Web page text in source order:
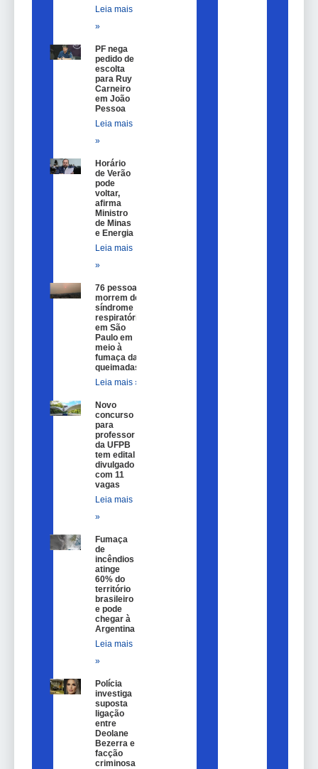
Leia mais
»
PF nega
pedido de
escolta
para Ruy
Carneiro
em João
Pessoa
Leia mais
»
Horário
de Verão
pode
voltar,
afirma
Ministro
de Minas
e Energia
Leia mais
»
76 pessoas
morrem de
síndrome
respiratória
em São
Paulo em
meio à
fumaça das
queimadas
Leia mais »
Novo
concurso
para
professor
da UFPB
tem edital
divulgado
com 11
vagas
Leia mais
»
Fumaça
de
incêndios
atinge
60% do
território
brasileiro
e pode
chegar à
Argentina
Leia mais
»
Polícia
investiga
suposta
ligação
entre
Deolane
Bezerra e
facção
criminosa